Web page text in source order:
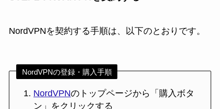
NordVPNを契約する手順は、以下のとおりです。
NordVPNの登録・購入手順
NordVPNのトップページから「購入ボタ
ン」をクリックする